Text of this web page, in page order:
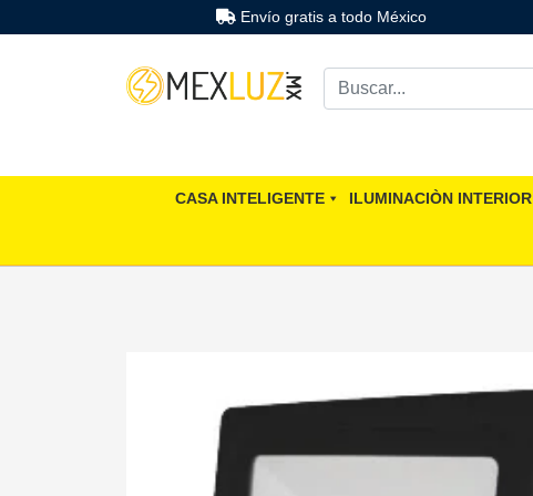
Envío gratis a todo México
CASA INTELIGENTE ILUMINACIÒN INTERIOR